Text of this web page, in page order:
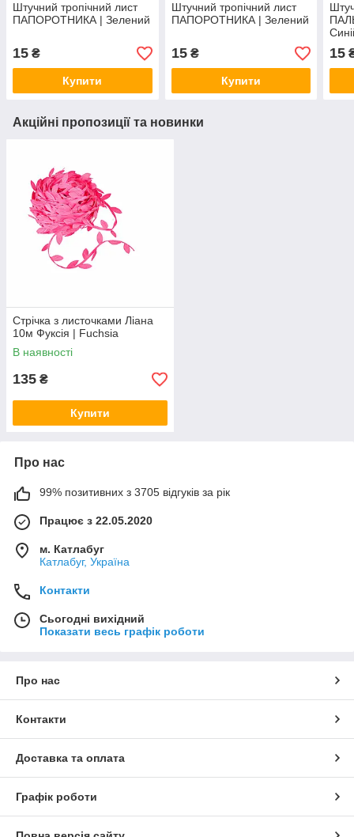
Штучний тропічний лист
ПАПОРОТНИКА | Зелений
15 ₴
Купити
Штучний тропічний лист
ПАПОРОТНИКА | Зелений
15₴
Купити
15
Акційні пропозиції та новинки
Стрічка з листочками Ліана
10м Фуксія | Fuchsia
В наявності
135 ₴
Купити
Про нас
99% позитивних з 3705 відгуків за рік
Працює з 22.05.2020
м. Катлабуг
Катлабуг, Україна
Контакти
Сьогодні вихідний
Показати весь графік роботи
Про нас
Контакти
Доставка та оплата
Графік роботи